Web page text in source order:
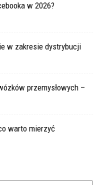
w 2026?
w zakresie dystrybucji
przemysłowych –
warto mierzyć